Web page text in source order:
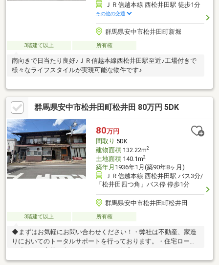
ＪＲ信越本線 西松井田駅 徒歩1分
その他の交通
群馬県安中市松井田町新堀
3階建て以上 所有権
南向きで日当たり良好♪ＪＲ信越本線西松井田駅至近♪工場付きで
様々なライフスタイルが実現可能な物件です♪
群馬県安中市松井田町松井田 80万円 5DK
80万円
間取り 5DK
建物面積132.22m2
土地面積140.1m2
築年月 1936年1月(築90年8ヶ月)
ＪＲ信越本線 西松井田駅 バス3分/
「松井田四つ角」バス停 停歩1分
群馬県安中市松井田町松井田
3階建て以上 所有権
◆まずはお気軽にお問い合わせください！・弊社は不動産、家造
りにおいてのトータルサポートを行っております。・住宅ローン
す。・スタッフ一同、誠心誠意ご対応させていただきます！◆経